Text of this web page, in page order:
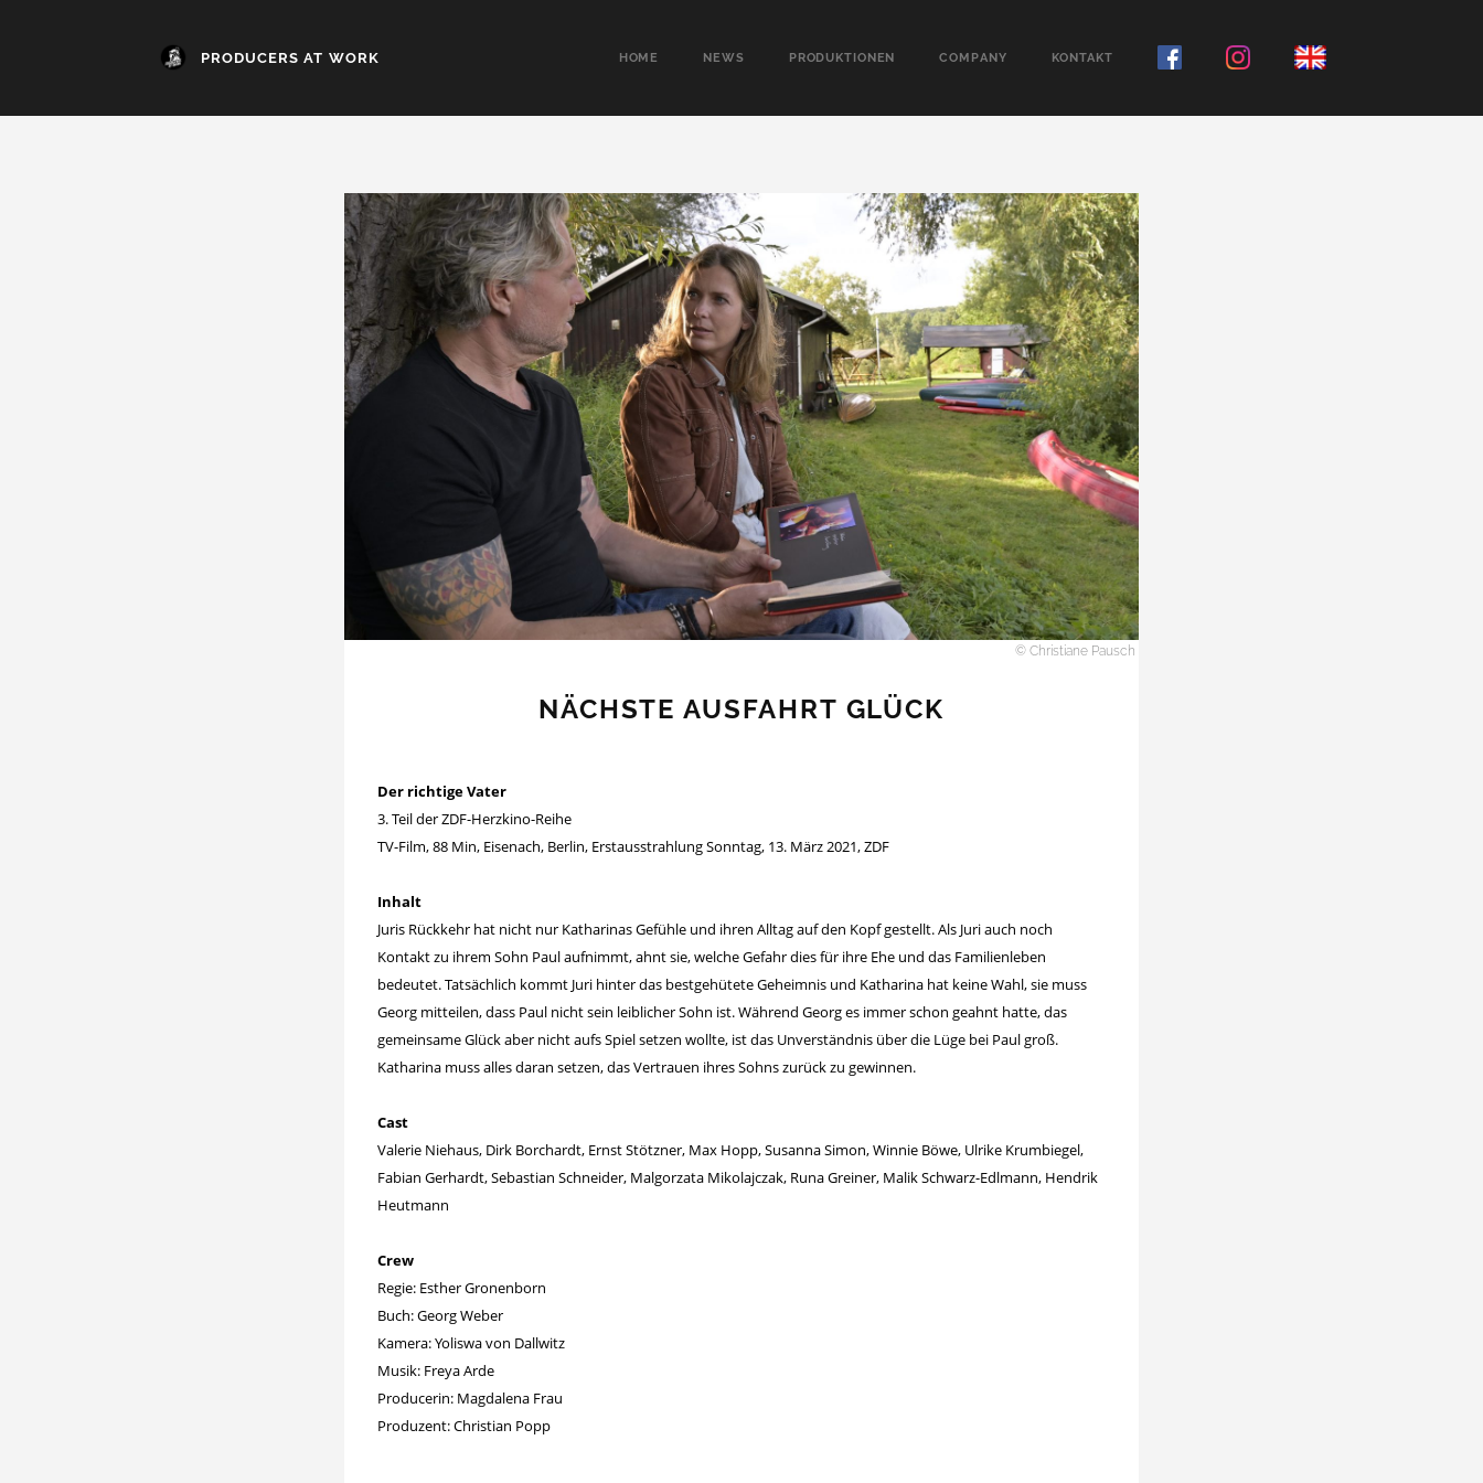
PRODUCERS AT WORK HOME NEWS PRODUKTIONEN COMPANY KONTAKT
© Christiane Pausch
NÄCHSTE AUSFAHRT GLÜCK
Der richtige Vater
3. Teil der ZDF-Herzkino-Reihe
TV-Film, 88 Min, Eisenach, Berlin, Erstausstrahlung Sonntag, 13. März 2021, ZDF
Inhalt
Juris Rückkehr hat nicht nur Katharinas Gefühle und ihren Alltag auf den Kopf gestellt. Als Juri auch noch
Kontakt zu ihrem Sohn Paul aufnimmt, ahnt sie, welche Gefahr dies für ihre Ehe und das Familienleben
bedeutet. Tatsächlich kommt Juri hinter das bestgehütete Geheimnis und Katharina hat keine Wahl, sie muss
Georg mitteilen, dass Paul nicht sein leiblicher Sohn ist. Während Georg es immer schon geahnt hatte, das
gemeinsame Glück aber nicht aufs Spiel setzen wollte, ist das Unverständnis über die Lüge bei Paul groß.
Katharina muss alles daran setzen, das Vertrauen ihres Sohns zurück zu gewinnen.
Cast
Valerie Niehaus, Dirk Borchardt, Ernst Stötzner, Max Hopp, Susanna Simon, Winnie Böwe, Ulrike Krumbiegel,
Fabian Gerhardt, Sebastian Schneider, Malgorzata Mikolajczak, Runa Greiner, Malik Schwarz-Edlmann, Hendrik
Heutmann
Crew
Regie: Esther Gronenborn
Buch: Georg Weber
Kamera: Yoliswa von Dallwitz
Musik: Freya Arde
Producerin: Magdalena Frau
Produzent: Christian Popp